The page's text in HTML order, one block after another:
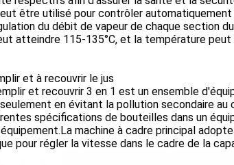
être utilisé pour contrôler
du débit de vapeur de chaque section
atteindre 115-135°C, et la température
et à recouvrir le jus
et recouvrir 3 en 1 est un ensemble
en évitant la pollution secondaire au
spécifications de bouteilles dans un
machine à cadre principal
pour régler la vitesse dans le cadre de la